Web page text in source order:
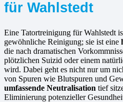
für Wahlstedt
Eine Tatortreinigung für Wahlstedt
gewöhnliche Reinigung; sie ist eine
die nach dramatischen
plötzlichen Suizid oder einem
wird. Dabei geht es nicht nur um
von Spuren wie Blutspuren und
umfassende Neutralisation tief
Eliminierung potenzieller